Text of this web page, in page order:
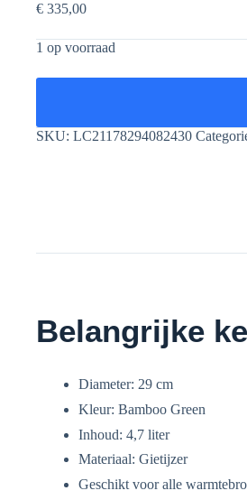
€ 335,00
1 op voorraad
SKU: LC21178294082430
Belangrijke
Diameter: 29 cm
Kleur: Bamboo Green
Inhoud: 4,7 liter
Materiaal: Gietijzer
Geschikt voor alle